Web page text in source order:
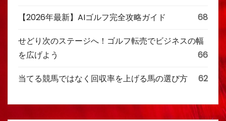
【2026年最新】AIゴルフ完全攻略ガイド 68
せどり次のステージへ！ゴルフ転売でビジネスの幅
を広げよう
66
当てる競馬ではなく回収率を上げる馬の選び方 62